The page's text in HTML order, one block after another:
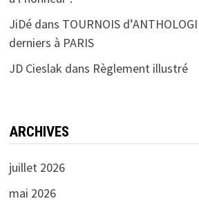
JiDédans TOURNOIS
derniers à PARIS
JD Cieslak dans Règlement illustré
ARCHIVES
juillet 2026
mai 2026